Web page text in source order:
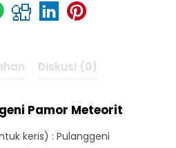
Diskusi (0)
Pamor Meteorit
keris) : Pulanggeni